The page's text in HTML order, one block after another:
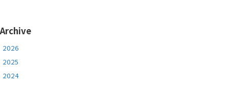
Archive
2026
2025
2024